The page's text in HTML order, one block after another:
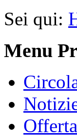
Sei qui:
Menu